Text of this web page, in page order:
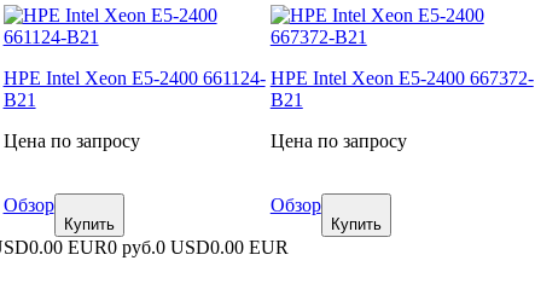
HPE Intel Xeon E5-2400 661124-
B21
Цена по запросу
Обзор
Купить
HPE Intel Xeon E5-2400 667372-
B21
Цена по запросу
Обзор
Купить
0.00 EUR0 руб.0 USD0.00 EUR